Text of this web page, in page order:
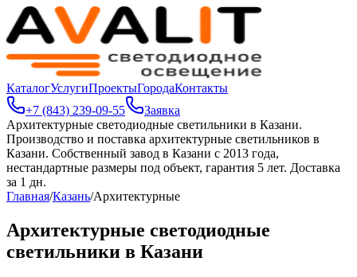
КаталогУслугиПроектыГородаКонтакты
+7 (843) 239-09-55
Заявка
Архитектурные светодиодные светильники в Казани.
Производство и поставка архитектурные светильников в
Казани. Собственный завод в Казани с 2013 года,
нестандартные размеры под объект, гарантия 5 лет. Доставка
за 1 дн.
Главная/Казань/Архитектурные
Архитектурные светодиодные
светильники в Казани